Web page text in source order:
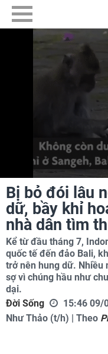
Bị bỏ đói lâu
dữ, bầy khỉ
nhà dân tìm
Kể từ đầu tháng 7,
quốc tế đến đảo Bali,
trở nên hung dữ. Nhiều
sợ vì chúng hầu như
dại.
Đời Sống
15:46 09/
Như Thảo (t/h) | Theo